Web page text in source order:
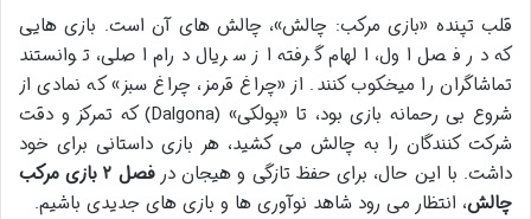
قلب تپنده «بازی مرکب: چالش»، چالش های آن است. بازی هایی
که در فصل اول، الهام گرفته از سریال درام اصلی، توانستند
تماشاگران را میخکوب کنند. از «چراغ قرمز، چراغ سبز» که نمادی از
شروع بی رحمانه بازی بود، تا «پولکی» (Dalgona) که تمرکز و دقت
شرکت کنندگان را به چالش می کشید، هر بازی داستانی برای خود
داشت. با این حال، برای حفظ تازگی و هیجان در
فصل ۲ بازی مرکب
چالش، انتظار می رود شاهد نوآوری ها و بازی های جدیدی باشیم.